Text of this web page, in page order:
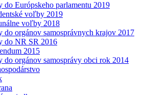
do Európskeho parlamentu 2019
voľby 2019
voľby 2018
do orgánov samosprávnych krajov 2017
do NR SR 2016
2015
do orgánov samosprávy obci rok 2014